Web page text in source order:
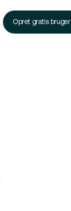
Opret gratis bruger